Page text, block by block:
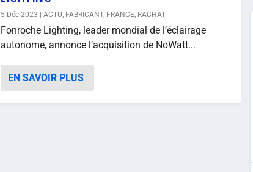
5 Déc 2023 ACTU, FABRICANT, FRANCE, RACHAT
Fonroche Lighting, leader mondial de l’éclairage
autonome, annonce l’acquisition de NoWatt...
EN SAVOIR PLUS